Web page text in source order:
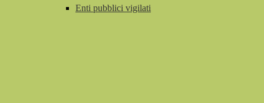
Enti pubblici vigilati